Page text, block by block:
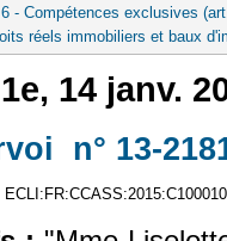
- Compétences exclusives
réels immobiliers et baux
14 janv.
n° 13-
ECLI:FR:CCASS:2015:C100010